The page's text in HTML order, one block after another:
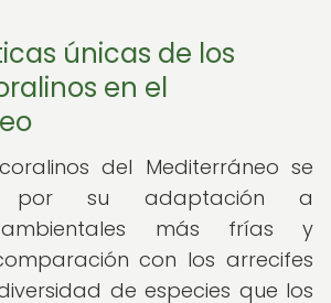
únicas de los
en el
del Mediterráneo se
por su adaptación a
ambientales más frías y
con los arrecifes
de especies que los